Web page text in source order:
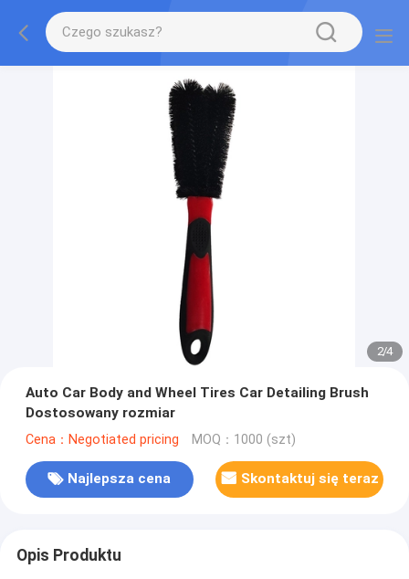
2/4
Auto Car Body and Wheel Tires Car Detailing Brush
Dostosowany rozmiar
Cena：Negotiated pricing MOQ：1000 (szt)
Najlepsza cena Skontaktuj się teraz
Opis Produktu